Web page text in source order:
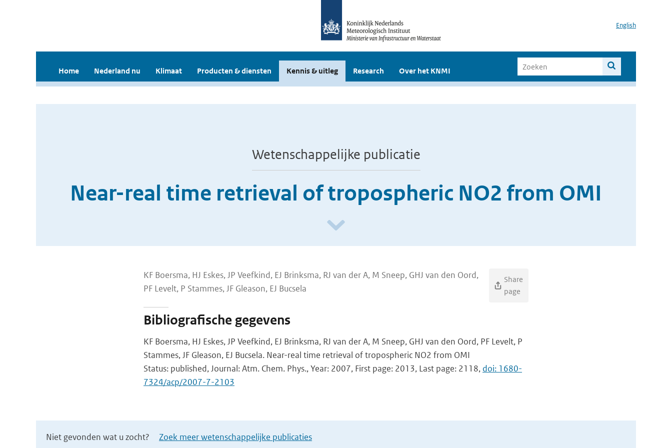
English
Home Nederland nu Klimaat Producten & diensten Kennis & uitleg Research Over het KNMI
Wetenschappelijke publicatie
Near-real time retrieval of tropospheric NO2 from OMI
KF Boersma, HJ Eskes, JP Veefkind, EJ Brinksma, RJ van der A, M Sneep, GHJ van den Oord,
PF Levelt, P Stammes, JF Gleason, EJ Bucsela
Share
page
Bibliografische gegevens
KF Boersma, HJ Eskes, JP Veefkind, EJ Brinksma, RJ van der A, M Sneep, GHJ van den Oord, PF Levelt, P
Stammes, JF Gleason, EJ Bucsela. Near-real time retrieval of tropospheric NO2 from OMI
Status: published, Journal: Atm. Chem. Phys., Year: 2007, First page: 2013, Last page: 2118, doi: 1680-
7324/acp/2007-7-2103
Niet gevonden wat u zocht? Zoek meer wetenschappelijke publicaties